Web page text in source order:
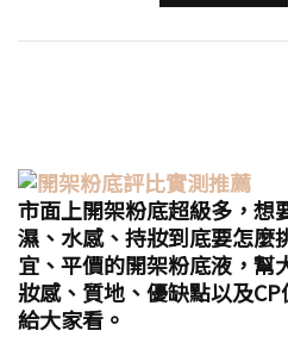
市面上開架粉底超級多，想
濕、水感、持妝到底要怎麼
宜、平價的開架粉底液，幫
妝感、質地、優缺點以及
給大家看。